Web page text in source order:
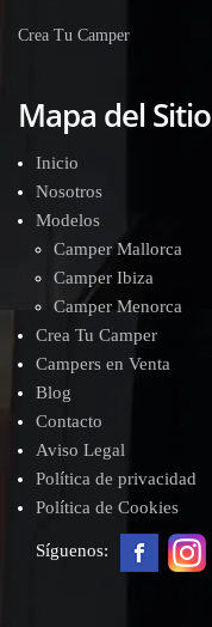
Crea Tu Camper
Mapa del Sitio
Inicio
Nosotros
Modelos
Camper Mallorca
Camper Ibiza
Camper Menorca
Crea Tu Camper
Campers en Venta
Blog
Contacto
Aviso Legal
Política de privacidad
Política de Cookies
Síguenos: